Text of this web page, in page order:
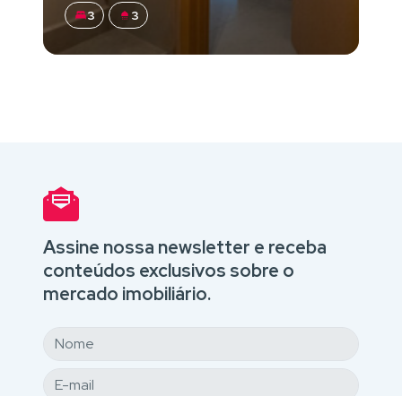
3 3
Assine nossa newsletter e receba
conteúdos exclusivos sobre o
mercado imobiliário.